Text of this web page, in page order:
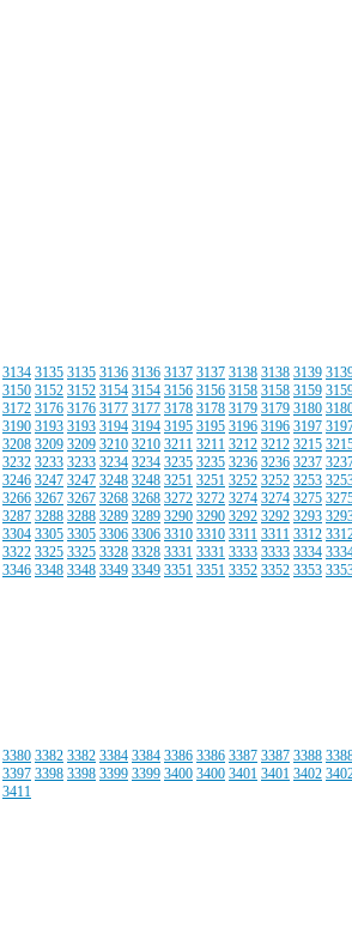
3134 3135 3135 3136 3136 3137 3137 3138 3138 3139
3150 3152 3152 3154 3154 3156 3156 3158 3158 3159
3172 3176 3176 3177 3177 3178 3178 3179 3179 3180
3190 3193 3193 3194 3194 3195 3195 3196 3196 3197
3208 3209 3209 3210 3210 3211 3211 3212 3212 3215
3232 3233 3233 3234 3234 3235 3235 3236 3236 3237
3246 3247 3247 3248 3248 3251 3251 3252 3252 3253
3266 3267 3267 3268 3268 3272 3272 3274 3274 3275
3287 3288 3288 3289 3289 3290 3290 3292 3292 3293
3304 3305 3305 3306 3306 3310 3310 3311 3311 3312
3322 3325 3325 3328 3328 3331 3331 3333 3333 3334
3346 3348 3348 3349 3349 3351 3351 3352 3352 3353
3380 3382 3382 3384 3384 3386 3386 3387 3387 3388
3397 3398 3398 3399 3399 3400 3400 3401 3401 3402
3411